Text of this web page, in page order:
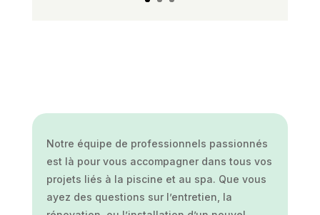
Notre équipe de professionnels passionnés
est là pour vous accompagner dans tous vos
projets liés à la piscine et au spa. Que vous
ayez des questions sur l’entretien, la